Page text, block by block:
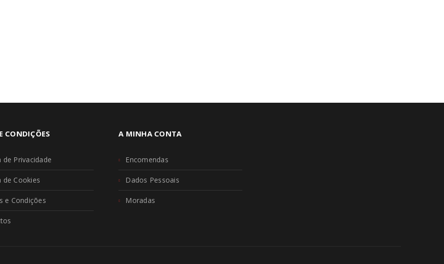
CONDIÇÕES
de Privacidade
de Cookies
e Condições
A MINHA CONTA
Encomendas
Dados Pessoais
Moradas